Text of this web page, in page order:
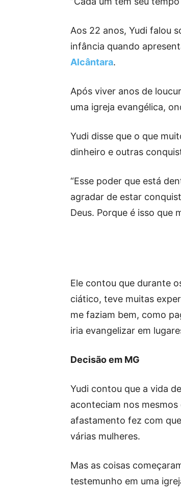
Aos 22 anos, Yudi falou
infância quando
Alcântara.
Após viver anos de
uma igreja evangélica,
Yudi disse que o que
dinheiro e outras
“Esse poder que está
agradar de estar
Deus. Porque é isso que
Ele contou que durante
ciático, teve muitas
me faziam bem, como
iria evangelizar em
Decisão em MG
Yudi contou que a vida
aconteciam nos
afastamento fez com
várias mulheres.
Mas as coisas
testemunho em uma